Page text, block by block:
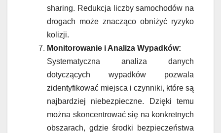
sharing. Redukcja liczby samochodów na
drogach może znacząco obniżyć ryzyko
kolizji.
Monitorowanie i Analiza Wypadków:
Systematyczna analiza danych
dotyczących wypadków pozwala
zidentyfikować miejsca i czynniki, które są
najbardziej niebezpieczne. Dzięki temu
można skoncentrować się na konkretnych
obszarach, gdzie środki bezpieczeństwa